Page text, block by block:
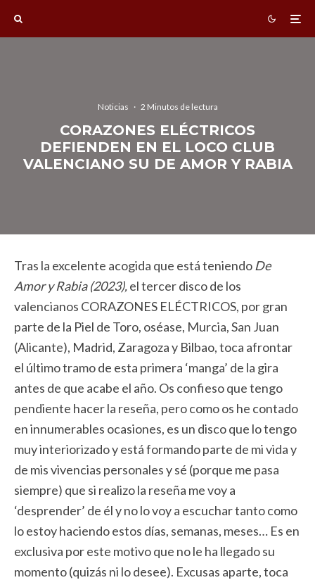
Noticias · 2 Minutos de lectura
CORAZONES ELÉCTRICOS
DEFIENDEN EN EL LOCO CLUB
VALENCIANO SU DE AMOR Y RABIA
Tras la excelente acogida que está teniendo De
Amor y Rabia (2023),el tercer disco de los
valencianos CORAZONES ELÉCTRICOS, por gran
parte de la Piel de Toro, oséase, Murcia, San Juan
(Alicante), Madrid, Zaragoza y Bilbao, toca afrontar
el último tramo de esta primera ‘manga’ de la gira
antes de que acabe el año. Os confieso que tengo
pendiente hacer la reseña, pero como os he contado
en innumerables ocasiones, es un disco que lo tengo
muy interiorizado y está formando parte de mi vida y
de mis vivencias personales y sé (porque me pasa
siempre) que si realizo la reseña me voy a
‘desprender’ de él y no lo voy a escuchar tanto como
lo estoy haciendo estos días, semanas, meses… Es en
exclusiva por este motivo que no le ha llegado su
momento (quizás ni lo desee). Excusas aparte, toca